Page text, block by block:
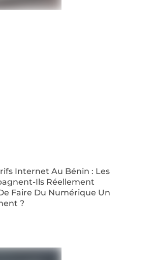
Internet Au Bénin : Les
Ils Réellement
Faire Du Numérique Un
?